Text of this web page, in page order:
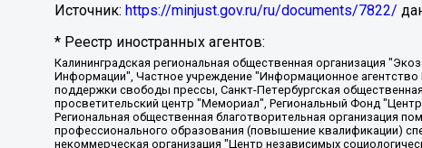
Источник: https://minjust.gov.ru/ru/documents/7822/
* Реестр иностранных агентов:
Калининградская региональная общественная организация "Экозащита!-Женсовет", Фонд содействия защите прав и свобод граждан "Общественный вердикт", Фонд "Институт Развития Свободы Информации", Частное учреждение "Информационное агентство МЕМО. РУ", Региональная общественная организация "Общественная комиссия по сохранению наследия академика Сахарова", Фонд поддержки свободы прессы, Санкт-Петербургская общественная правозащитная организация "Гражданский контроль", Межрегиональная общественная организация "Информационно-просветительский центр "Мемориал", Региональный Фонд "Центр Защиты Прав Средств Массовой Информации", с 05.12.2023 Фонд "Центр Защиты Прав Средств массовой информации", Региональная общественная благотворительная организация помощи беженцам и мигрантам "Гражданское содействие", Негосударственное образовательное учреждение дополнительного профессионального образования (повышение квалификации) специалистов "АКАДЕМИЯ ПО ПРАВАМ ЧЕЛОВЕКА", Свердловская региональная общественная организация "Сутяжник", Автономная некоммерческая организация "Центр независимых социологических исследований", Союз общественных объединений "Российский исследовательский центр по правам человека", Региональное общественное учреждение научно-информационный центр "МЕМОРИАЛ", Некоммерческая организация "Фонд защиты гласности", Автономная некоммерческая организация "Институт прав человека", Городская общественная организация "Екатеринбургское общество "МЕМОРИАЛ", Городская общественная организация "Рязанское историко-просветительское и правозащитное общество "Мемориал" (Рязанский Мемориал), Челябинский региональный орган общественной самодеятельности – женское общественное объединение "Женщины Евразии", Челябинский региональный орган общественной самодеятельности "Уральская правозащитная группа", Фонд содействия защите здоровья и социальной справедливости имени Андрея Рылькова, Автономная Некоммерческая Организация "Аналитический Центр Юрия Левады", Автономная некоммерческая организация социальной поддержки населения "Проект Апрель", Региональная общественная организация помощи женщинам и детям, находящимся в кризисной ситуации "Информационно-методический центр "Анна", Фонд содействия развитию массовых коммуникаций и правовому просвещению "Так-так-Так", Фонд содействия устойчивому развитию "Серебряная тайга", Свердловский региональный общественный фонд социальных проектов "Новое время", "Idel.Реалии", Кавказ.Реалии, Крым.Реалии, Телеканал Настоящее Время, Татаро-башкирская служба Радио Свобода (Azatliq Radiosi), Радио Свободная Европа/Радио Свобода (PCE/PC), "Сибирь.Реалии", "Фактограф", Благотворительный фонд помощи осужденным и их семьям, Автономная некоммерческая организация "Институт глобализации и социальных движений", Фонд "В защиту прав заключенных", Частное учреждение "Центр поддержки и содействия развитию средств массовой информации", Пензенский региональный общественный благотворительный фонд "Гражданский союз", "Север.Реалии", Некоммерческая организация Фонд "Правовая инициатива", Общество с ограниченной ответственностью "Радио Свободная Европа/Радио Свобода", Чешское информационное агентство "MEDIUM-ORIENT", Красноярская региональная общественная организация "Мы против СПИДа", Камалягин